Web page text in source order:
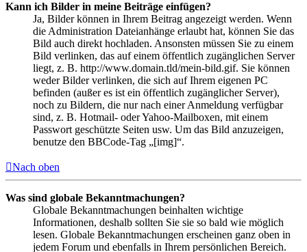
Kann ich Bilder in meine Beiträge einfügen?
Ja, Bilder können in Ihrem Beitrag angezeigt werden. Wenn
die Administration Dateianhänge erlaubt hat, können Sie das
Bild auch direkt hochladen. Ansonsten müssen Sie zu einem
Bild verlinken, das auf einem öffentlich zugänglichen Server
liegt, z. B. http://www.domain.tld/mein-bild.gif. Sie können
weder Bilder verlinken, die sich auf Ihrem eigenen PC
befinden (außer es ist ein öffentlich zugänglicher Server),
noch zu Bildern, die nur nach einer Anmeldung verfügbar
sind, z. B. Hotmail- oder Yahoo-Mailboxen, mit einem
Passwort geschützte Seiten usw. Um das Bild anzuzeigen,
benutze den BBCode-Tag „[img]“.
Nach oben
Was sind globale Bekanntmachungen?
Globale Bekanntmachungen beinhalten wichtige
Informationen, deshalb sollten Sie sie so bald wie möglich
lesen. Globale Bekanntmachungen erscheinen ganz oben in
jedem Forum und ebenfalls in Ihrem persönlichen Bereich.